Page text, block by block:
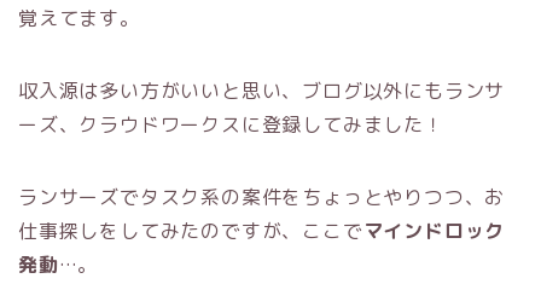
覚えてます。
収入源は多い方がいいと思い、ブログ以外にもランサ
ーズ、クラウドワークスに登録してみました！
ランサーズでタスク系の案件をちょっとやりつつ、お
仕事探しをしてみたのですが、ここでマインドロック
発動…。